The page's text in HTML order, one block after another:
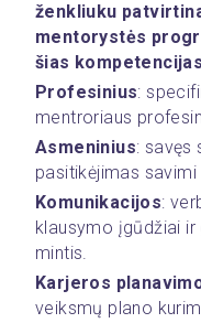
ženkliuku
mentorystės
šias
Profesinius:
mentroriaus
Asmeninius: savęs
pasitikėjimas
Komunikacijos:
klausymo įgūdžiai
mintis.
Karjeros
veiksmų plano